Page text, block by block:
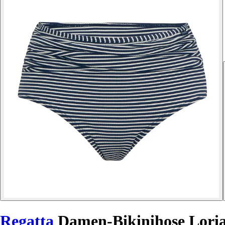
Regatta Damen-Bikinihose